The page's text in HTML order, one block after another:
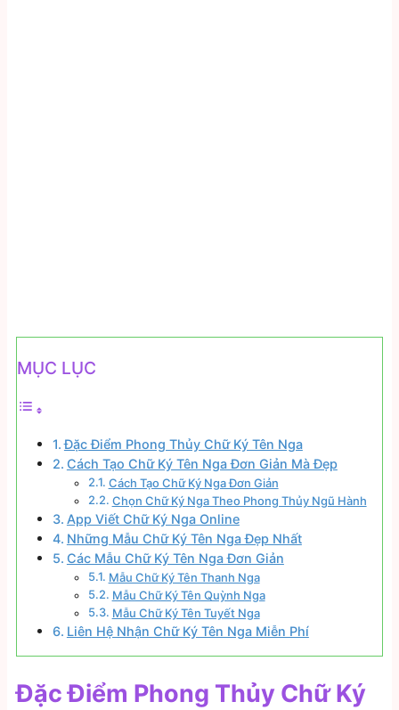
MỤC LỤC
Đặc Điểm Phong Thủy Chữ Ký Tên Nga
Cách Tạo Chữ Ký Tên Nga Đơn Giản Mà Đẹp
Cách Tạo Chữ Ký Nga Đơn Giản
Chọn Chữ Ký Nga Theo Phong Thủy Ngũ Hành
App Viết Chữ Ký Nga Online
Những Mẫu Chữ Ký Tên Nga Đẹp Nhất
Các Mẫu Chữ Ký Tên Nga Đơn Giản
Mẫu Chữ Ký Tên Thanh Nga
Mẫu Chữ Ký Tên Quỳnh Nga
Mẫu Chữ Ký Tên Tuyết Nga
Liên Hệ Nhận Chữ Ký Tên Nga Miễn Phí
Đặc Điểm Phong Thủy Chữ Ký